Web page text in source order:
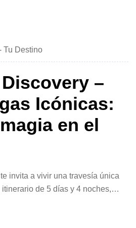
de 4 días y 3 noches es
–
Icónicas:
en el
invita a vivir una travesía única
de 5 días y 4 noches,
(Atenas, Grecia) entre junio
Este crucero es la manera